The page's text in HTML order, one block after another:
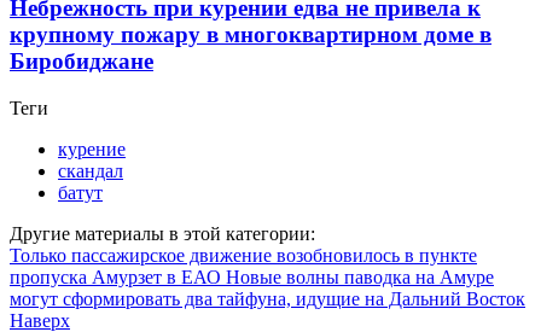
Небрежность при курении едва не привела к
крупному пожару в многоквартирном доме в
Биробиджане
Теги
курение
скандал
батут
Другие материалы в этой категории:
Только пассажирское движение возобновилось в пункте
пропуска Амурзет в ЕАО Новые волны паводка на Амуре
могут сформировать два тайфуна, идущие на Дальний Восток
Наверх